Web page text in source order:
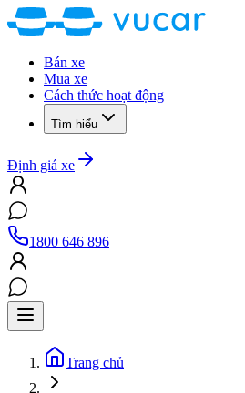
Bán xe
Mua xe
Cách thức hoạt động
Tìm hiểu
Định giá xe
1800 646 896
Trang chủ